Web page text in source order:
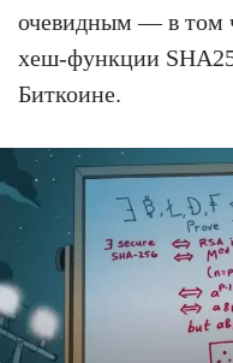
очевидным — в том
хеш-функции
Биткоине.